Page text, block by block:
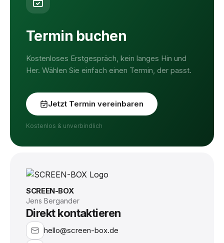
Termin buchen
Kostenloses Erstgespräch, kein langes Hin und
Her. Wählen Sie einfach einen Termin, der passt.
Jetzt Termin vereinbaren
Kostenlos & unverbindlich
SCREEN-BOX
Jens Bergander
Direkt kontaktieren
hello@screen-box.de